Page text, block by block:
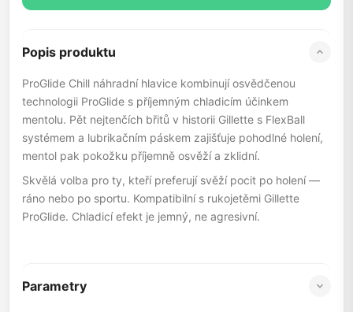
Popis produktu
ProGlide Chill náhradní hlavice kombinují osvědčenou
technologii ProGlide s příjemným chladicím účinkem
mentolu. Pět nejtenčích břitů v historii Gillette s FlexBall
systémem a lubrikačním páskem zajišťuje pohodlné holení,
mentol pak pokožku příjemně osvěží a zklidní.
Skvělá volba pro ty, kteří preferují svěží pocit po holení —
ráno nebo po sportu. Kompatibilní s rukojetěmi Gillette
ProGlide. Chladicí efekt je jemný, ne agresivní.
Parametry